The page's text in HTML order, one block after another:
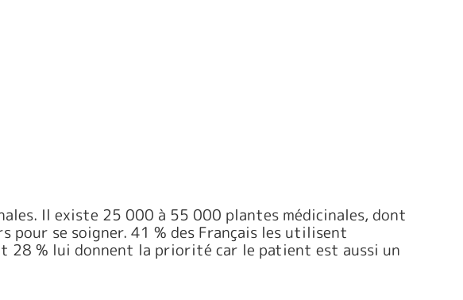
Il existe 25 000 à 55 000 plantes médicinales, dont
pour se soigner. 41 % des Français les utilisent
28 % lui donnent la priorité car le patient est aussi un